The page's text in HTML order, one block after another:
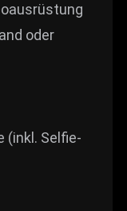
oder
(inkl. Selfie-